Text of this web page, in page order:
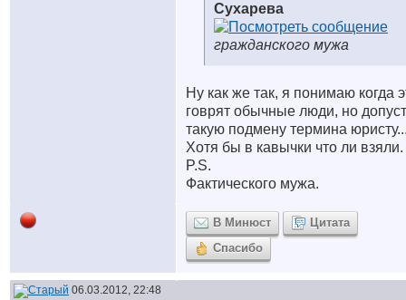
Сухарева
гражданского мужа
Ну как же так, я понимаю когда
говрят обычные люди, но
такую подмену термина
Хотя бы в кавычки что ли взяли.
P.S.
Фактического мужа.
В Минюст
Цитата
Спасибо
06.03.2012, 22:48